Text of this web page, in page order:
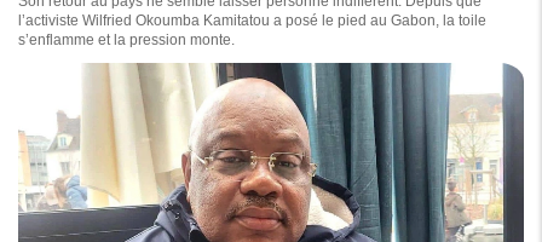
l’activiste Wilfried Okoumba Kamitatou a posé le pied au Gabon, la toile
s’enflamme et la pression monte.